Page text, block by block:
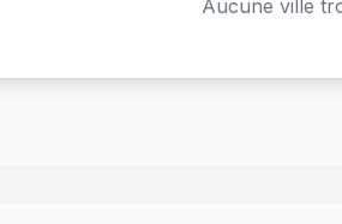
Aucune ville